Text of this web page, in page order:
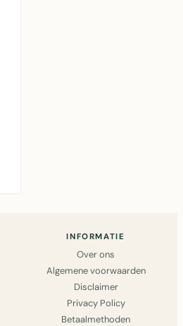
INFORMATIE
Over ons
Algemene voorwaarden
Disclaimer
Privacy Policy
Betaalmethoden